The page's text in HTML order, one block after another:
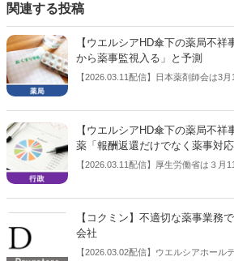
関連する投稿
【ウエルシアHD傘下の薬局不
から薬事監視入る」と予測
【2026.03.11配信】日本薬剤師会は3
の中で会長の岩月進氏はウエルシアホ
生局などから薬事監視が入って人員の
認されると思う」と予測した。根本的
任は明白との考え。
【ウエルシアHD傘下の薬局不祥
薬「報酬返還だけでなく薬事対応
【2026.03.11配信】厚生労働省は３月
（中医協）総会を開いた。この中で日
祥事について特別にコメントし、「報
を」と求めた。
【コクミン】不適切な薬事業務
会社
【2026.03.02配信】ウエルシアホール